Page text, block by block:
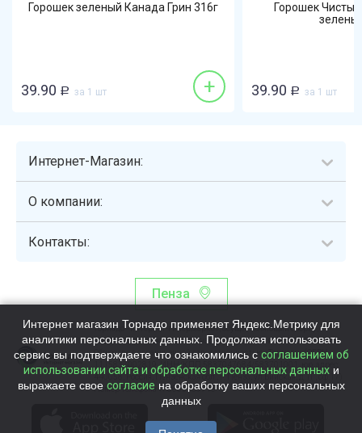
Горошек зеленый Канада Грин 316г
39.90 Р за 1 шт +
Горошек
39.90 Р за 1 шт
Интернет-Магазин:
О компании:
Контакты:
Пенза
Торнадо - интернет-гипермаркет, осуществляющий сборку,
выдачу и доставку готовых наборов продуктов питания.
Общество с ограниченной ответственностью «Торнадо» (ОГРН
1115837002819, ИНН/КПП 5837047684/583701001, юр. адрес:
440058, Россия, Пензенская обл., г. Пенза, ул.Бийская, д.1Г, оф.17)
Номер телефона +78003339713
Интернет магазин Торнадо применяет Яндекс.Метрику для
аналитики персональных данных. Продолжая использовать
сервис вы подтверждаете что ознакомились с соглашением об
использовании сайта и обработке персональных данныхи
выражаете свое согласие на обработку ваших персональных
данных